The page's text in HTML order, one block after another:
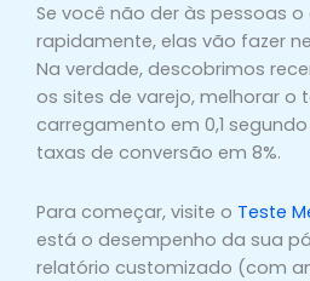
Se você não der às pessoas o
rapidamente, elas vão fazer
Na verdade, descobrimos
os sites de varejo, melhorar o
carregamento em 0,1
taxas de conversão em 8%.
Para começar, visite o Teste
está o desempenho da sua
relatório customizado (com